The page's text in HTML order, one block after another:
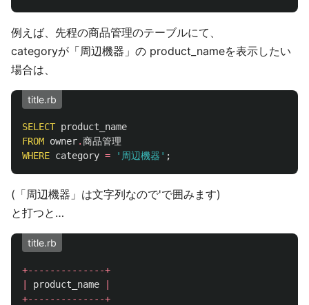
例えば、先程の商品管理のテーブルにて、
categoryが「周辺機器」の product_nameを表示したい
場合は、
title.rb
SELECT product_name
FROM owner.商品管理
WHERE category = '周辺機器' ;
(「周辺機器」は文字列なので'で囲みます)
と打つと…
title.rb
+--------------+
product_name
+--------------+